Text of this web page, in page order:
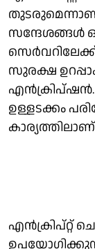
തുടരുമെന്നാണ്
സന്ദേശങ്ങൾ
സുരക്ഷ
എൻക്രിപ്ഷൻ.
ഉള്ളടക്കം
കാര്യത്തിലാണ്
എൻക്രിപ്റ്റ്